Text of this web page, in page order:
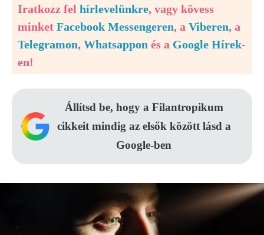
Iratkozz fel hírlevelünkre, vagy kövess
minket Facebook Messengeren, a Viberen, a
Telegramon, Whatsappon és a Google Hírek-
en!
Állítsd be, hogy a Filantropikum
cikkeit mindig az elsők között lásd a
Google-ben